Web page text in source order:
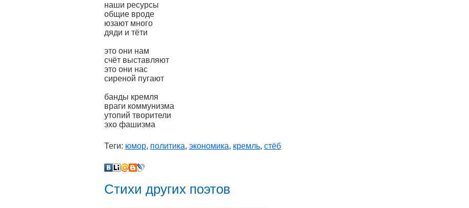
наши ресурсы
общие вроде
юзают много
дяди и тёти
это они нам
счёт выставляют
это они нас
сиреной пугают
банды кремля
враги коммунизма
утопий творители
эхо фашизма
Теги: юмор, политика, экономика, кремль, стёб
Стихи других поэтов